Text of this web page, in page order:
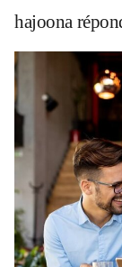
hajoona